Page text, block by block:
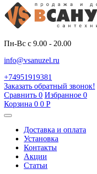
Пн-Вс с 9.00 - 20.00
info@vsanuzel.ru
+74951919381
Заказать обратный звонок!
Сравнить 0 Избранное 0
Корзина 0 0 Р
Доставка и оплата
Установка
Контакты
Акции
Статьи